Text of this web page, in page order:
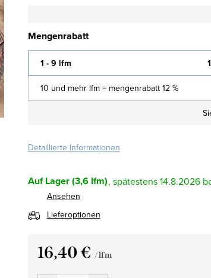
Mengenrabatt
1 - 9 lfm
10 und mehr lfm = mengenrabatt 12 %
Detaillierte Informationen
Auf Lager(3,6 lfm) 14.8.2026
Ansehen
Lieferoptionen
16,40 € / lfm
Verkaufspreis: